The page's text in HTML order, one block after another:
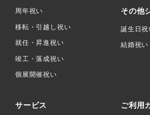
周年祝い
移転・引越し祝い
就任・昇進祝い
竣工・落成祝い
個展開催祝い
その他
誕生日祝
結婚祝い
サービス ご利用